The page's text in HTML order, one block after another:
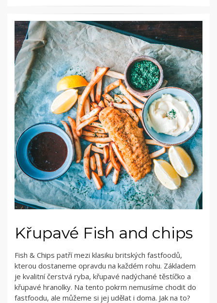
Křupavé Fish and chips
Fish & Chips patří mezi klasiku britských fastfoodů,
kterou dostaneme opravdu na každém rohu. Základem
je kvalitní čerstvá ryba, křupavé nadýchané těstíčko a
křupavé hranolky. Na tento pokrm nemusíme chodit do
fastfoodu, ale můžeme si jej udělat i doma. Jak na to?